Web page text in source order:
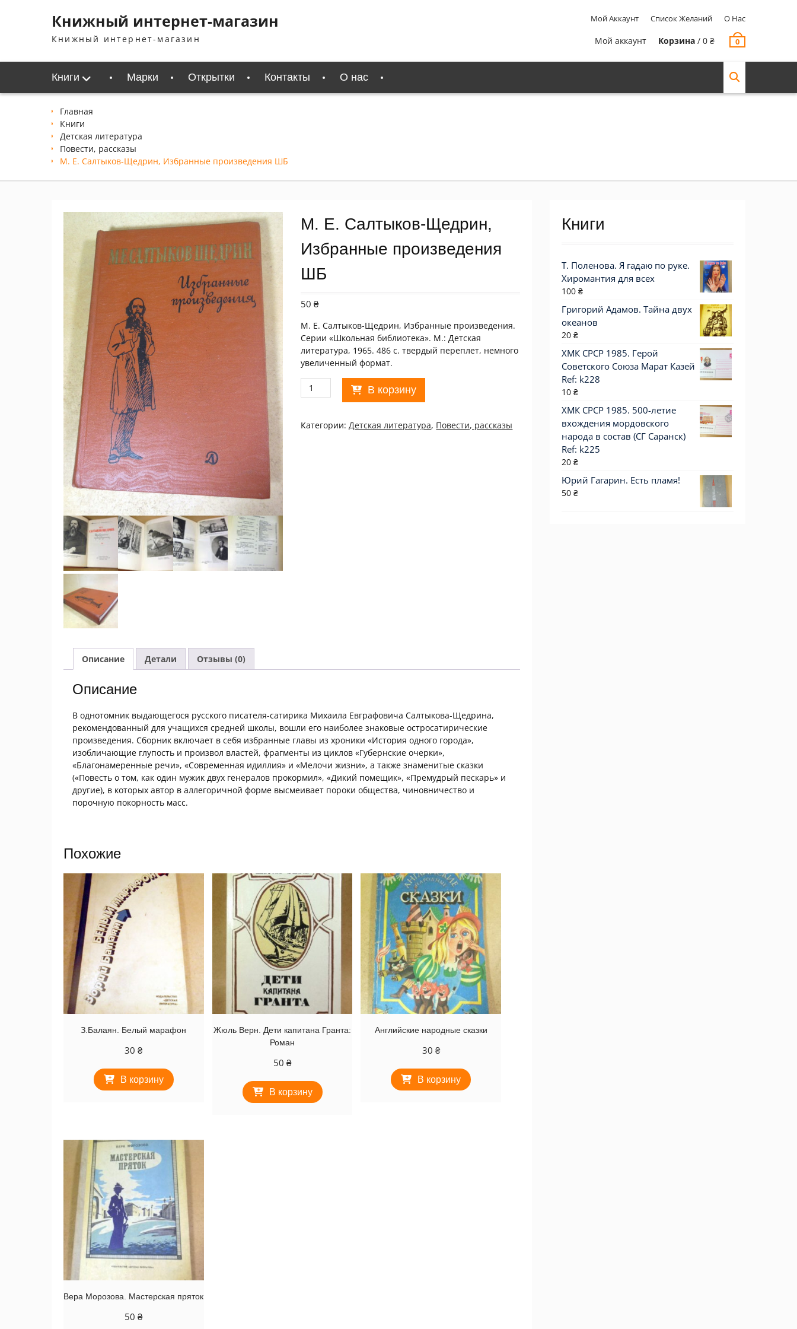
содержимомуКнижный интернет-магазин
Книжный интернет-магазин
Мой Аккаунт Список Желаний О Нас
Мой аккаунт Корзина / 0 ₴ 0
Книги Марки Открытки Контакты О нас
Главная
Книги
Детская литература
Повести, рассказы
М. Е. Салтыков-Щедрин, Избранные произведения ШБ
М. Е. Салтыков-Щедрин,
Избранные произведения
ШБ
50₴
М. Е. Салтыков-Щедрин, Избранные произведения.
Серии «Школьная библиотека». М.: Детская
литература, 1965. 486 с. твердый переплет, немного
увеличенный формат.
Количество
товара
Е.
Салтыков-
В корзину
Категории:Детская литература, Повести, рассказы
Описание Детали Отзывы (0)
Описание
В однотомник выдающегося русского писателя-сатирика Михаила Евграфовича Салтыкова-Щедрина,
рекомендованный для учащихся средней школы, вошли его наиболее знаковые остросатирические
произведения. Сборник включает в себя избранные главы из хроники «История одного города»,
изобличающие глупость и произвол властей, фрагменты из циклов «Губернские очерки»,
«Благонамеренные речи», «Современная идиллия» и «Мелочи жизни», а также знаменитые сказки
(«Повесть о том, как один мужик двух генералов прокормил», «Дикий помещик», «Премудрый пескарь» и
другие), в которых автор в аллегоричной форме высмеивает пороки общества, чиновничество и
порочную покорность масс.
Похожие
З.Балаян. Белый марафон
30₴
В корзину
Жюль Верн. Дети капитана Гранта:
Роман
50 ₴
В корзину
Английские народные сказки
30 ₴
В корзину
Вера Морозова. Мастерская пряток
50₴
Книги
Т. Поленова. Я гадаю по руке.
Хиромантия для всех
100 ₴
Григорий Адамов. Тайна двух
океанов
20 ₴
ХМК СРСР 1985. Герой
Советского Союза Марат Казей
Ref: k228
10 ₴
ХМК СРСР 1985. 500-летие
вхождения мордовского
народа в состав (СГ Саранск)
Ref: k225
20 ₴
Юрий Гагарин. Есть пламя!
50 ₴